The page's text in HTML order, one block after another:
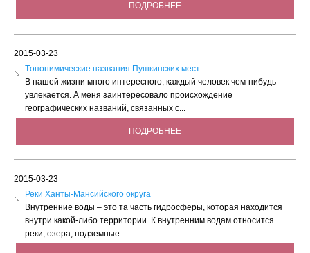
ПОДРОБНЕЕ
2015-03-23
Tопонимические названия Пушкинских мест
В нашей жизни много интересного, каждый человек чем-нибудь
увлекается. А меня заинтересовало происхождение
географических названий, связанных с...
ПОДРОБНЕЕ
2015-03-23
Реки Ханты-Мансийского округа
Внутренние воды – это та часть гидросферы, которая находится
внутри какой-либо территории. К внутренним водам относится
реки, озера, подземные...